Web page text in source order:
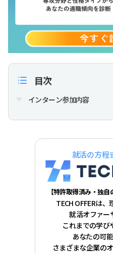
目次
インターン参加内容
就活の方程
【特許取得済み・独
TECH OFFERは
就活オファー
これまでの学び
あなたの可
さまざまな企業の